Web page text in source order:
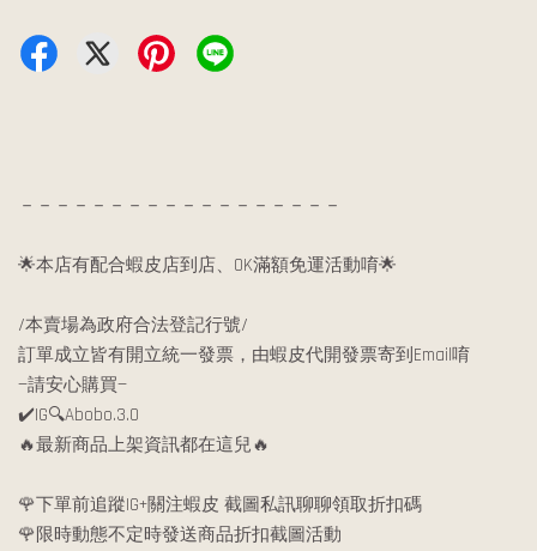
－－－－－－－－－－－－－－－－－－
🌟本店有配合蝦皮店到店、OK滿額免運活動唷🌟
/本賣場為政府合法登記行號/
訂單成立皆有開立統一發票，由蝦皮代開發票寄到Email唷
—請安心購買—
✔️IG🔍Abobo.3.0
🔥最新商品上架資訊都在這兒🔥
🌹下單前追蹤IG+關注蝦皮 截圖私訊聊聊領取折扣碼
🌹限時動態不定時發送商品折扣截圖活動